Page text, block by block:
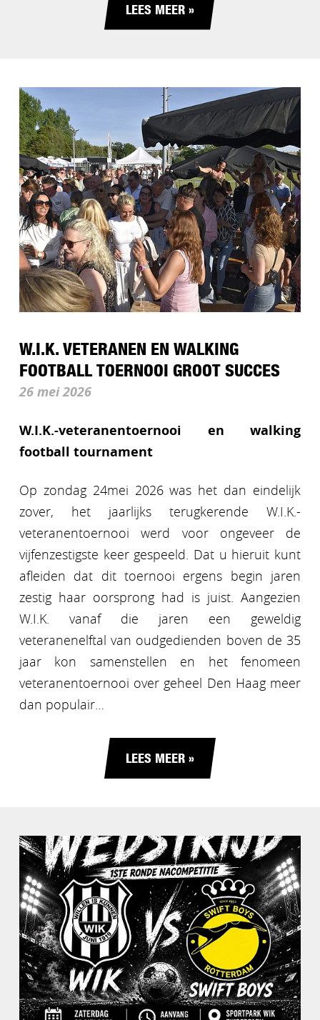
LEES MEER »
W.I.K. VETERANEN EN WALKING
FOOTBALL TOERNOOI GROOT SUCCES
26 mei 2026
W.I.K.-veteranentoernooi en walking
football tournament
Op zondag 24mei 2026 was het dan eindelijk
zover, het jaarlijks terugkerende W.I.K.-
veteranentoernooi werd voor ongeveer de
vijfenzestigste keer gespeeld. Dat u hieruit kunt
afleiden dat dit toernooi ergens begin jaren
zestig haar oorsprong had is juist. Aangezien
W.I.K. vanaf die jaren een geweldig
veteranenelftal van oudgedienden boven de 35
jaar kon samenstellen en het fenomeen
veteranentoernooi over geheel Den Haag meer
dan populair…
LEES MEER »